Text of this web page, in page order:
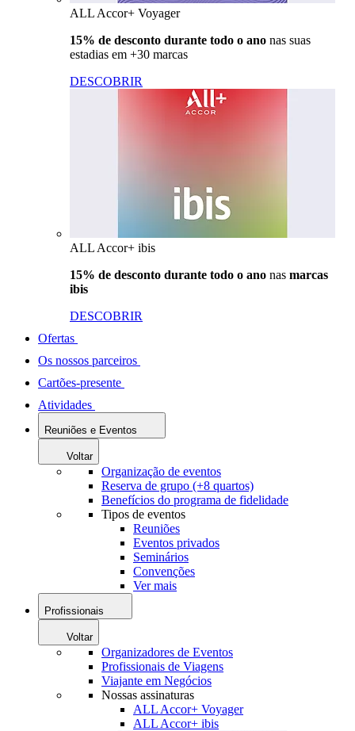
ALL Accor+ Voyager
15% de desconto durante todo o ano nas suas
estadias em +30 marcas
DESCOBRIR
ALL Accor+ ibis
15% de desconto durante todo o ano nas marcas
ibis
DESCOBRIR
Ofertas
Os nossos parceiros
Cartões-presente
Atividades
Reuniões e Eventos
Voltar
Organização de eventos
Reserva de grupo (+8 quartos)
Benefícios do programa de fidelidade
Tipos de eventos
Reuniões
Eventos privados
Seminários
Convenções
Ver mais
Profissionais
Voltar
Organizadores de Eventos
Profissionais de Viagens
Viajante em Negócios
Nossas assinaturas
ALL Accor+ Voyager
ALL Accor+ ibis